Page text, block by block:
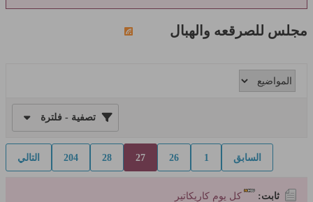
مجلس للصرقعه والهبال
تصفية - فلترة
السابق 1
26
27
28
204 التالي
ثابت: كل يوم كاريكاتير